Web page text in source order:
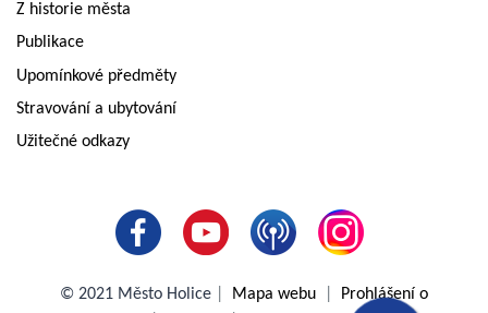
Z historie města
Publikace
Upomínkové předměty
Stravování a ubytování
Užitečné odkazy
© 2021 Město Holice Mapa webu
Prohlášení o